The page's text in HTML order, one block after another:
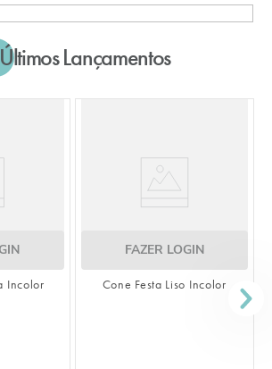
Últimos Lançamentos
Cone Festa Liso Incolor
FAZER